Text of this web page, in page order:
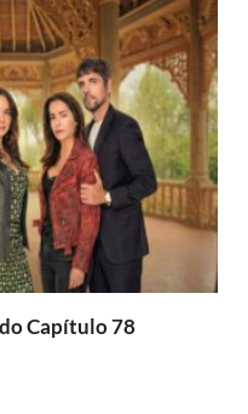
Capítulo 78